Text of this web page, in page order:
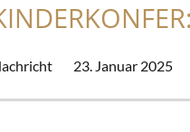
23. Januar 2025